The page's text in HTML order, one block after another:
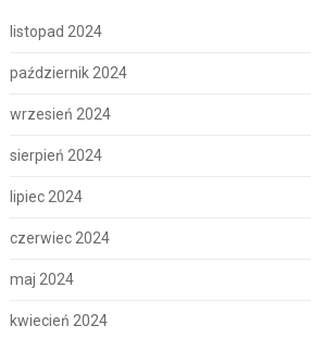
listopad 2024
październik 2024
wrzesień 2024
sierpień 2024
lipiec 2024
czerwiec 2024
maj 2024
kwiecień 2024